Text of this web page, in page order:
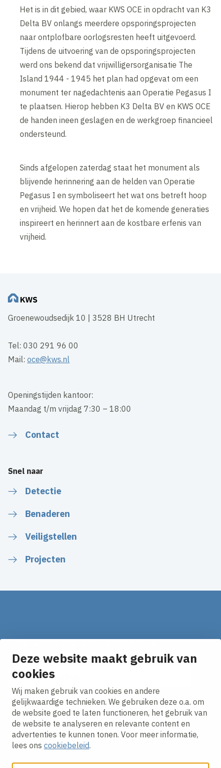
Deze website maakt gebruik van
cookies
Wij maken gebruik van cookies en andere
gelijkwaardige technieken. We gebruiken deze o.a. om
de website goed te laten functioneren, het gebruik van
de website te analyseren en relevante content en
advertenties te kunnen tonen. Voor meer informatie,
lees ons cookiebeleid.
Het is in dit gebied, waar KWS OCE in opdracht van K3
Delta BV onlangs meerdere opsporingsprojecten
naar ontplofbare oorlogsresten heeft uitgevoerd.
Tijdens de uitvoering van de opsporingsprojecten
werd ons bekend dat vrijwilligersorganisatie The
Island 1944 - 1945 het plan had opgevat om een
monument ter nagedachtenis aan Operatie Pegasus I
te plaatsen. Hierop hebben K3 Delta BV en KWS OCE
de handen ineen geslagen en de werkgroep financieel
ondersteund.
Sinds afgelopen zaterdag staat het monument als
blijvende herinnering aan de helden van Operatie
Pegasus I en symboliseert het wat ons betreft hoop
en vrijheid. We hopen dat het de komende generaties
inspireert en herinnert aan de kostbare erfenis van
vrijheid.
Groenewoudsedijk 10 | 3528 BH Utrecht
Tel: 030 291 96 00
Mail:oce@kws.nl
Openingstijden kantoor:
Maandag t/m vrijdag 7:30 – 18:00
Contact
Snel naar
Detectie
Benaderen
Veiligstellen
Projecten
Ontvang onze nieuws alerts in je mailbox!
E-mailadres
Ik ga akkoord met hetprivacy statement.